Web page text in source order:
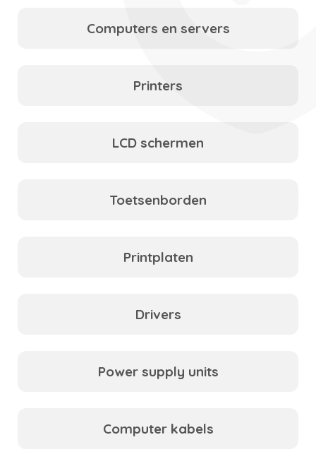
Computers en servers
Printers
LCD schermen
Toetsenborden
Printplaten
Drivers
Power supply units
Computer kabels